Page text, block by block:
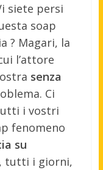
siete persi
soap
? Magari, la
l’attore
senza
Ci
i vostri
fenomeno
su
, tutti i giorni,